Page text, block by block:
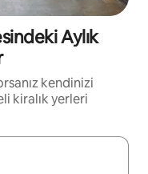
Aylık
kendinizi
kiralık yerleri
ve aşağı oklarıyla